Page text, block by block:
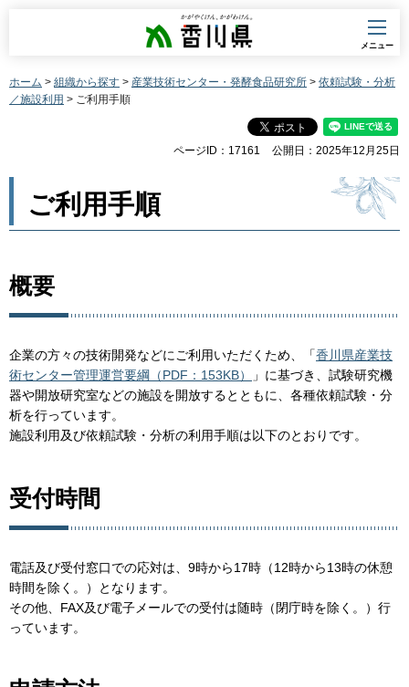
香川県
メニュー
ホーム > 組織から探す > 産業技術センター・発酵食品研究所 > 依頼試験・分析
／施設利用 > ご利用手順
ページID：17161 公開日：2025年12月25日
ご利用手順
概要
企業の方々の技術開発などにご利用いただくため、「香川県産業技
術センター管理運営要綱（PDF：153KB）
」に基づき、試験研究機
器や開放研究室などの施設を開放するとともに、各種依頼試験・分
析を行っています。
施設利用及び依頼試験・分析の利用手順は以下のとおりです。
受付時間
電話及び受付窓口での応対は、9時から17時（12時から13時の休憩
時間を除く。）となります。
その他、FAX及び電子メールでの受付は随時（閉庁時を除く。）行
っています。